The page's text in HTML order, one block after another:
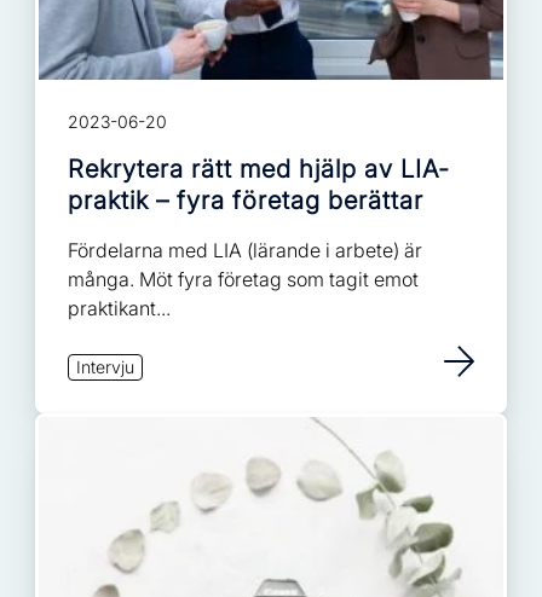
2023-06-20
Rekrytera rätt med hjälp av LIA-
praktik – fyra företag berättar
Fördelarna med LIA (lärande i arbete) är
många. Möt fyra företag som tagit emot
praktikant...
Intervju